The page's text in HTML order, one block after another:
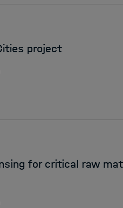
project
for critical raw